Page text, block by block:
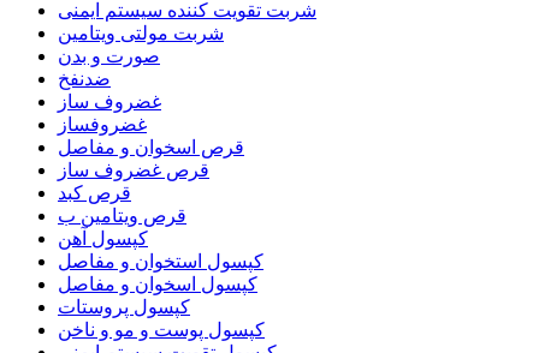
شربت تقویت کننده سیستم ایمنی
شربت مولتی ویتامین
صورت و بدن
ضدنفخ
غضروف ساز
غضروفساز
قرص اسخوان و مفاصل
قرص غضروف ساز
قرص کبد
قرص ویتامین ب
کپسول آهن
کپسول استخوان و مفاصل
کپسول اسخوان و مفاصل
کپسول پروستات
کپسول پوست و مو و ناخن